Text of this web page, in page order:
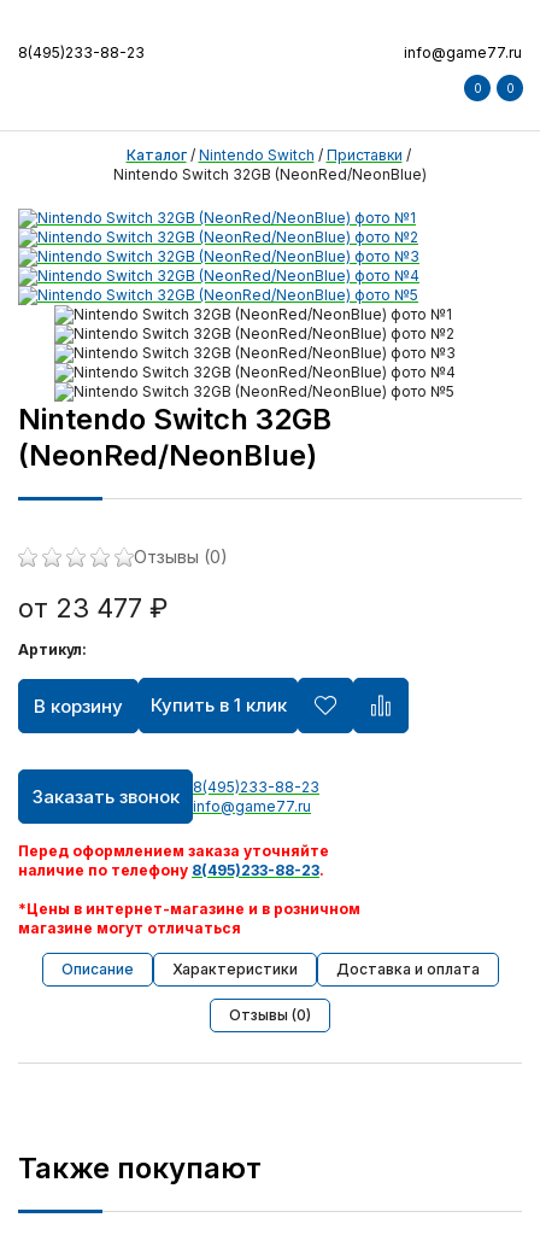
8(495)233-88-23 info@game77.ru
0 0
Каталог/ Nintendo Switch / Приставки /
Nintendo Switch 32GB (NeonRed/NeonBlue)
Nintendo Switch 32GB
(NeonRed/NeonBlue)
Отзывы (0)
от 23 477 ₽
Артикул:
В корзину Купить в 1 клик
Заказать звонок
8(495)233-88-23
info@game77.ru
Перед оформлением заказа уточняйте
наличие по телефону 8(495)233-88-23.
*Цены в интернет-магазине и в розничном
магазине могут отличаться
Описание Характеристики Доставка и оплата
Отзывы (0)
Также покупают